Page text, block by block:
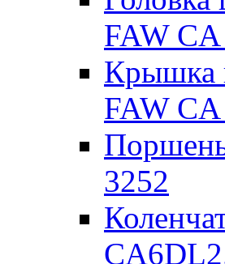
FAW
Крышка
FAW
3252